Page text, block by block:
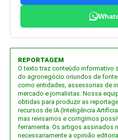
REPORTAGEM
O texto traz conteúdo informativo
do agronegócio oriundos de
como entidades, assessorias de
mercado e jornalistas. Nossa
obtidas para produzir as
recursos de IA (Inteligência
mas revisamos e corrigimos
ferramenta. Os artigos assinados
necessariamente a opinião